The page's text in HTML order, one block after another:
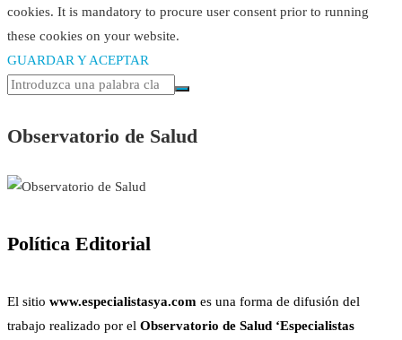
cookies. It is mandatory to procure user consent prior to running
these cookies on your website.
GUARDAR Y ACEPTAR
Observatorio de Salud
Política Editorial
El sitio www.especialistasya.com es una forma de difusión del
trabajo realizado por el Observatorio de Salud ‘Especialistas